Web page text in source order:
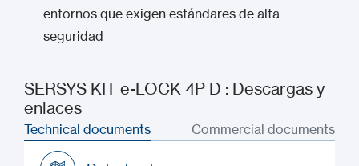
entornos que exigen estándares de alta
seguridad
SERSYS KIT e-LOCK 4P D : Descargas y
enlaces
Technical documents Commercial documents